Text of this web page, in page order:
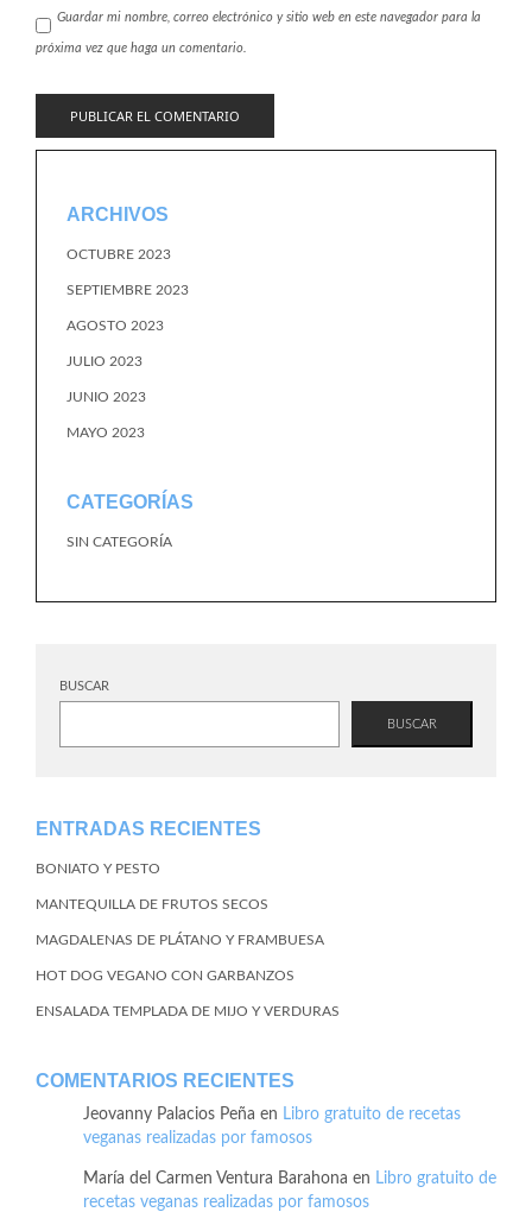
Guardar mi nombre, correo electrónico y sitio web en este navegador para la
próxima vez que haga un comentario.
ARCHIVOS
OCTUBRE 2023
SEPTIEMBRE 2023
AGOSTO 2023
JULIO 2023
JUNIO 2023
MAYO 2023
CATEGORÍAS
SIN CATEGORÍA
BUSCAR
BUSCAR
ENTRADAS RECIENTES
BONIATO Y PESTO
MANTEQUILLA DE FRUTOS SECOS
MAGDALENAS DE PLÁTANO Y FRAMBUESA
HOT DOG VEGANO CON GARBANZOS
ENSALADA TEMPLADA DE MIJO Y VERDURAS
COMENTARIOS RECIENTES
Jeovanny Palacios Peña en Libro gratuito de recetas
veganas realizadas por famosos
María del Carmen Ventura Barahona en Libro gratuito de
recetas veganas realizadas por famosos